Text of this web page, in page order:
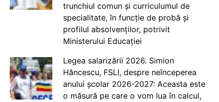
trunchiul comun și curriculumul de
specialitate, în funcție de probă și
profilul absolvenților, potrivit
Ministerului Educației
Legea salarizării 2026. Simion
Hăncescu, FSLI, despre neînceperea
anului școlar 2026-2027: Aceasta este
o măsură pe care o vom lua în calcul,